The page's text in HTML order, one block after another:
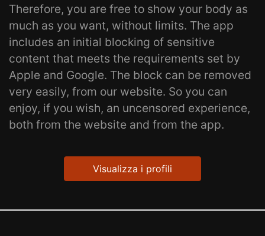
Therefore, you are free to show your body as
much as you want, without limits. The app
includes an initial blocking of sensitive
content that meets the requirements set by
Apple and Google. The block can be removed
very easily, from our website. So you can
enjoy, if you wish, an uncensored experience,
both from the website and from the app.
Visualizza i profili